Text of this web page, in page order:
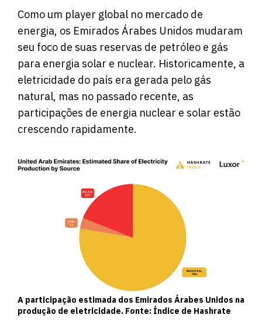
Como um player global no mercado de
energia, os Emirados Árabes Unidos mudaram
seu foco de suas reservas de petróleo e gás
para energia solar e nuclear. Historicamente, a
eletricidade do país era gerada pelo gás
natural, mas no passado recente, as
participações de energia nuclear e solar estão
crescendo rapidamente.
A participação estimada dos Emirados Árabes Unidos na
produção de eletricidade. Fonte: Índice de Hashrate